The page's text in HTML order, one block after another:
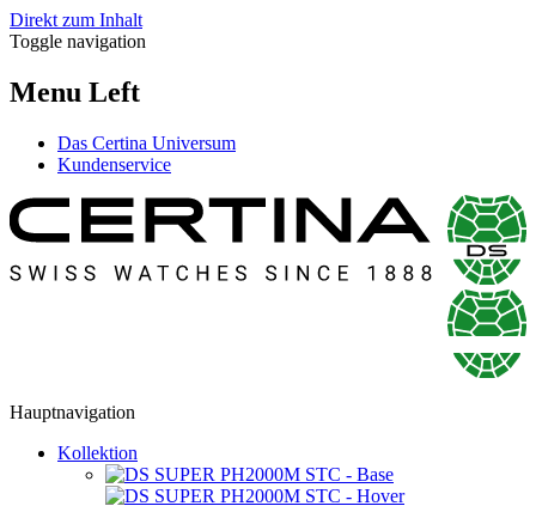
Direkt zum Inhalt
Toggle navigation
Menu Left
Das Certina Universum
Kundenservice
Hauptnavigation
Kollektion